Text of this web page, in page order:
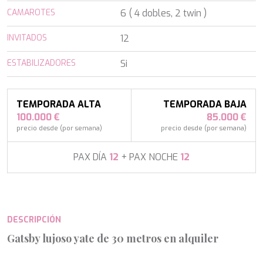
CAMAROTES 6 ( 4 dobles, 2 twin )
INVITADOS 12
ESTABILIZADORES Si
TEMPORADA ALTA
100.000 €
precio desde (por semana)
TEMPORADA BAJA
85.000 €
precio desde (por semana)
PAX DÍA 12 + PAX NOCHE 12
DESCRIPCIÓN
Gatsby lujoso yate de 30 metros en alquiler
ANGRA TOO
ANIMA
ANIMA II
ANIMA MARIS
ANKA
ANNABEL II
ANOTHER ONE
ANTHEYA III
APHAEA
AQUA LIBRA
AQUAVISTA
ARGO
ARION
ASLEC 4
Croacia
Océano Índico
Baleares
Baleares
Italia
Turquía
Italia
Sudeste Asiático
Francia